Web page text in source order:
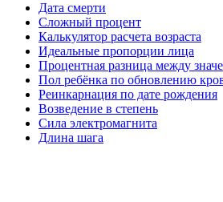
Дата смерти
Сложный процент
Калькулятор расчета возраста
Идеальные пропорции лица
Процентная разница между
Пол ребёнка по обновлению
Реинкарнация по дате рождения
Возведение в степень
Сила электромагнита
Длина шага